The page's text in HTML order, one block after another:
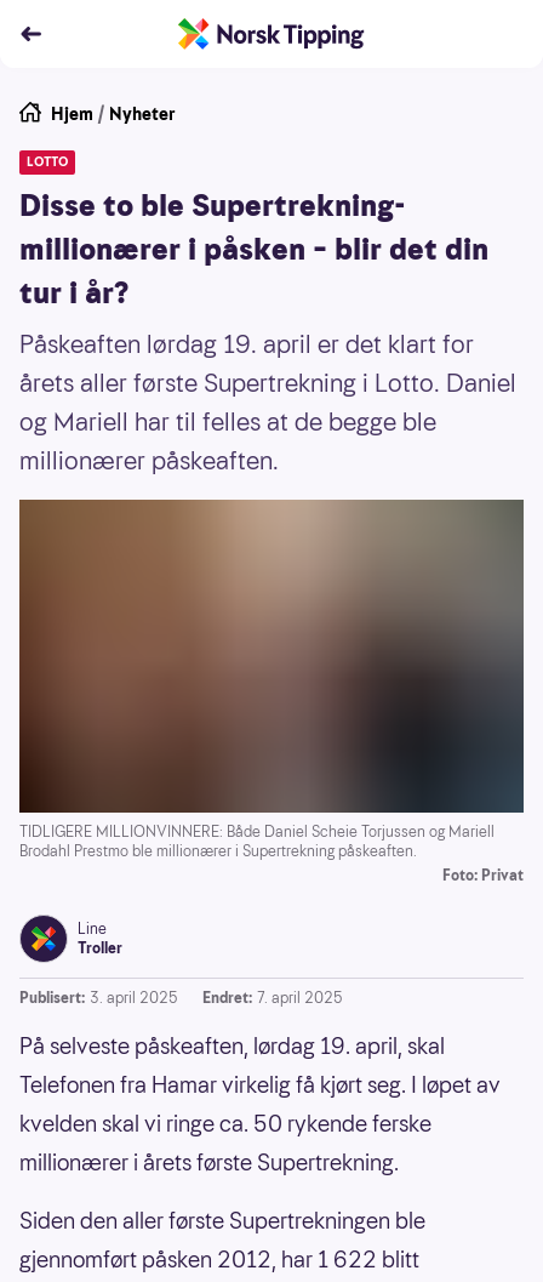
Hjem / Nyheter
LOTTO
Disse to ble Supertrekning-
millionærer i påsken – blir det din
tur i år?
Påskeaften lørdag 19. april er det klart for
årets aller første Supertrekning i Lotto. Daniel
og Mariell har til felles at de begge ble
millionærer påskeaften.
TIDLIGERE MILLIONVINNERE: Både Daniel Scheie Torjussen og Mariell
Brodahl Prestmo ble millionærer i Supertrekning påskeaften.
Foto: Privat
Line
Troller
Publisert: 3. april 2025 Endret: 7. april 2025
På selveste påskeaften, lørdag 19. april, skal
Telefonen fra Hamar virkelig få kjørt seg. I løpet av
kvelden skal vi ringe ca. 50 rykende ferske
millionærer i årets første Supertrekning.
Siden den aller første Supertrekningen ble
gjennomført påsken 2012, har 1 622 blitt